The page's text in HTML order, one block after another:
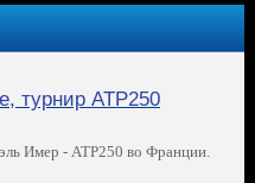
турнир ATP250
Имер - ATP250 во Франции.